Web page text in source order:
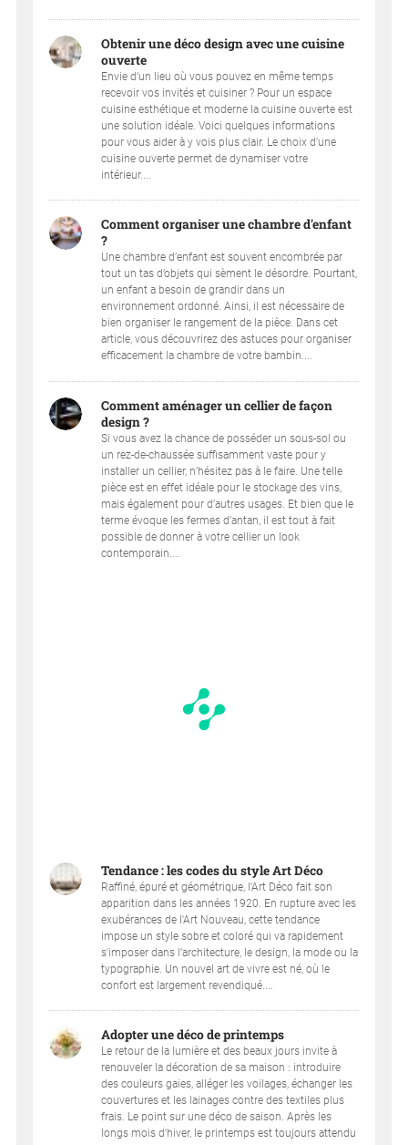
Obtenir une déco design avec une cuisine
ouverte
Envie d’un lieu où vous pouvez en même temps
recevoir vos invités et cuisiner ? Pour un espace
cuisine esthétique et moderne la cuisine ouverte est
une solution idéale. Voici quelques informations
pour vous aider à y vois plus clair. Le choix d’une
cuisine ouverte permet de dynamiser votre
intérieur....
Comment organiser une chambre d'enfant
?
Une chambre d’enfant est souvent encombrée par
tout un tas d’objets qui sèment le désordre. Pourtant,
un enfant a besoin de grandir dans un
environnement ordonné. Ainsi, il est nécessaire de
bien organiser le rangement de la pièce. Dans cet
article, vous découvrirez des astuces pour organiser
efficacement la chambre de votre bambin....
Comment aménager un cellier de façon
design ?
Si vous avez la chance de posséder un sous-sol ou
un rez-de-chaussée suffisamment vaste pour y
installer un cellier, n’hésitez pas à le faire. Une telle
pièce est en effet idéale pour le stockage des vins,
mais également pour d’autres usages. Et bien que le
terme évoque les fermes d’antan, il est tout à fait
possible de donner à votre cellier un look
contemporain....
Tendance : les codes du style Art Déco
Raffiné, épuré et géométrique, l'Art Déco fait son
apparition dans les années 1920. En rupture avec les
exubérances de l'Art Nouveau, cette tendance
impose un style sobre et coloré qui va rapidement
s'imposer dans l’architecture, le design, la mode ou la
typographie. Un nouvel art de vivre est né, où le
confort est largement revendiqué....
Adopter une déco de printemps
Le retour de la lumière et des beaux jours invite à
renouveler la décoration de sa maison : introduire
des couleurs gaies, alléger les voilages, échanger les
couvertures et les lainages contre des textiles plus
frais. Le point sur une déco de saison. Après les
longs mois d'hiver, le printemps est toujours attendu